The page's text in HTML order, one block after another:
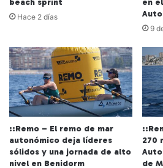
beach sprint
Hace 2 días
en
9
::Remo – El remo de mar
autonómico deja líderes
sólidos y una jornada de alto
nivel en Benidorm
270
de